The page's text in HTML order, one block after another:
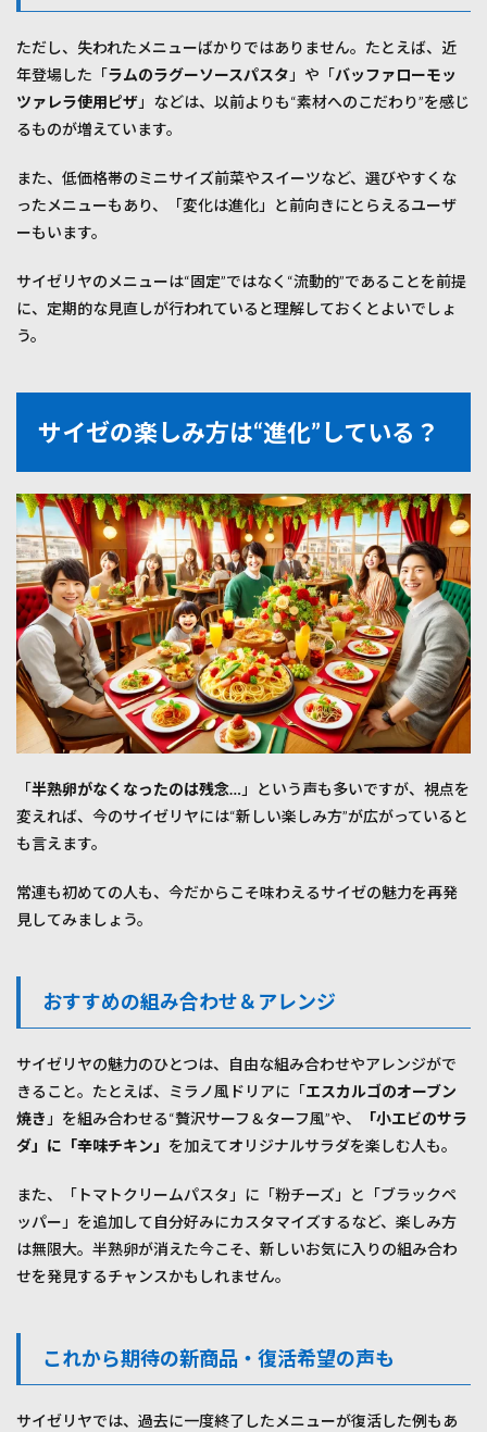
ただし、失われたメニューばかりではありません。たとえば、近
年登場した「ラムのラグーソースパスタ 」や「バッファローモッ
ツァレラ使用ピザ」などは、以前よりも“素材へのこだわり”を感じ
るものが増えています。
また、低価格帯のミニサイズ前菜やスイーツなど、選びやすくな
ったメニューもあり、「変化は進化」と前向きにとらえるユーザ
ーもいます。
サイゼリヤのメニューは“固定”ではなく“流動的”であることを前提
に、定期的な見直しが行われていると理解しておくとよいでしょ
う。
サイゼの楽しみ方は“進化”している？
「半熟卵がなくなったのは残念… 」という声も多いですが、視点を
変えれば、今のサイゼリヤには“新しい楽しみ方”が広がっていると
も言えます。
常連も初めての人も、今だからこそ味わえるサイゼの魅力を再発
見してみましょう。
おすすめの組み合わせ＆アレンジ
サイゼリヤの魅力のひとつは、自由な組み合わせやアレンジがで
きること。たとえば、ミラノ風ドリアに「エスカルゴのオーブン
焼き 」を組み合わせる“贅沢サーフ＆ターフ風”や、
「小エビのサラ
ダ」に「辛味チキン」 を加えてオリジナルサラダを楽しむ人も。
また、「トマトクリームパスタ」に「粉チーズ」と「ブラックペ
ッパー」を追加して自分好みにカスタマイズするなど、楽しみ方
は無限大。半熟卵が消えた今こそ、新しいお気に入りの組み合わ
せを発見するチャンスかもしれません。
これから期待の新商品・復活希望の声も
サイゼリヤでは、過去に一度終了したメニューが復活した例もあ